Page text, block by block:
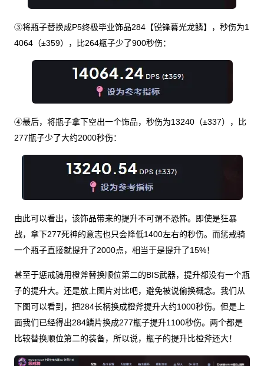
③将瓶子替换成P5终极毕业饰品284【锐锋暮光龙鳞】，秒伤为1
4064（±359），比264瓶子少了900秒伤：
④最后，将瓶子拿下空出一个饰品，秒伤为13240（±337），比
277瓶子少了大约2000秒伤：
由此可以看出，该饰品带来的提升不可谓不恐怖。即使是狂暴
战，拿下277死神的意志也只会降低1400左右的秒伤。而惩戒骑
一个瓶子直接就提升了2000点，相当于是提升了15%！
甚至于惩戒骑用橙斧替换顺位第二的BIS武器，提升都没有一个瓶
子的提升大。还是放上图片对比吧，避免被说偷换概念。我们从
下图可以看到，把284长柄换成橙斧提升大约1000秒伤。但是上
面我们已经得出284鳞片换成277瓶子提升1100秒伤。两个都是
比较替换顺位第二的装备，所以说，瓶子的提升比橙斧还大！